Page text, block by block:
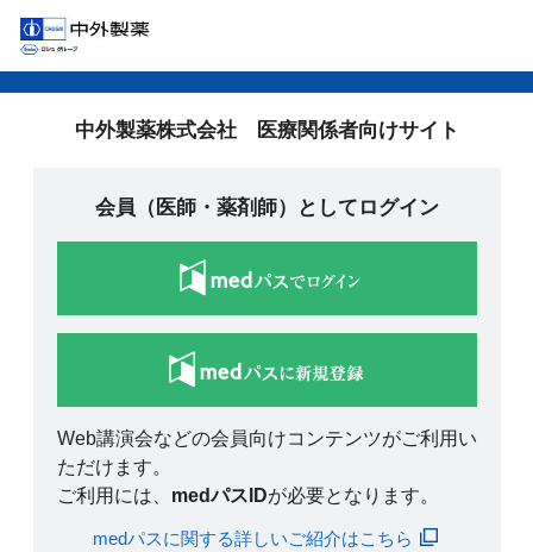
中外製薬株式会社 医療関係者向けサイト
会員（医師・薬剤師）としてログイン
Web講演会などの会員向けコンテンツがご利用い
ただけます。
ご利用には、 medパスIDが必要となります。
medパスに関する詳しいご紹介はこちら